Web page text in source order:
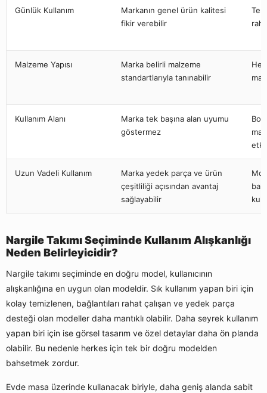
Günlük Kullanım
Markanın genel ürün kalitesi
fikir verebilir
Malzeme Yapısı
Marka belirli malzeme
standartlarıyla tanınabilir
Her
Kullanım Alanı
Marka tek başına alan uyumu
göstermez
Uzun Vadeli Kullanım
Marka yedek parça ve ürün
çeşitliliği açısından avantaj
sağlayabilir
Nargile Takımı Seçiminde Kullanım Alışkanlığı
Neden Belirleyicidir?
Nargile takımı seçiminde en doğru model, kullanıcının
alışkanlığına en uygun olan modeldir. Sık kullanım yapan biri için
kolay temizlenen, bağlantıları rahat çalışan ve yedek parça
desteği olan modeller daha mantıklı olabilir. Daha seyrek kullanım
yapan biri için ise görsel tasarım ve özel detaylar daha ön planda
olabilir. Bu nedenle herkes için tek bir doğru modelden
bahsetmek zordur.
Evde masa üzerinde kullanacak biriyle, daha geniş alanda sabit